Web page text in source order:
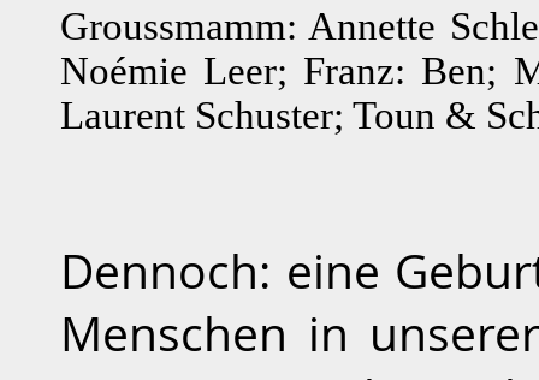
Groussmamm: Annette
Noémie Leer; Franz: Ben;
Laurent Schuster; Toun &
Dennoch: eine
Menschen in